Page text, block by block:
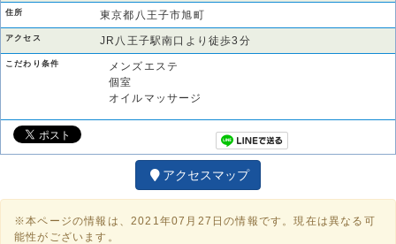
住所 東京都八王子市旭町
アクセス JR八王子駅南口より徒歩3分
こだわり条件
メンズエステ
個室
オイルマッサージ
アクセスマップ
※本ページの情報は、2021年07月27日の情報です。現在は異なる可
能性がございます。